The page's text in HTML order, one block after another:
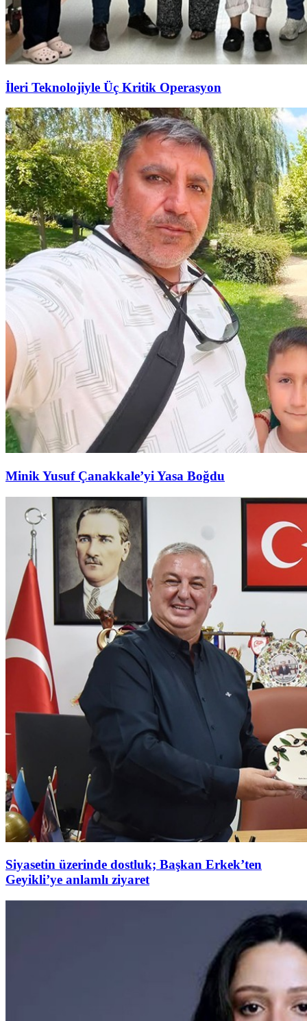
İleri Teknolojiyle Üç Kritik Operasyon
Minik Yusuf Çanakkale’yi Yasa Boğdu
Siyasetin üzerinde dostluk; Başkan Erkek’ten
Geyikli’ye anlamlı ziyaret